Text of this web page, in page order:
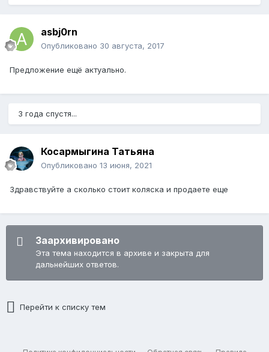
asbj0rn
Опубликовано 30 августа, 2017
Предложение ещё актуально.
3 года спустя...
Косармыгина Татьяна
Опубликовано 13 июня, 2021
Здравствуйте а сколько стоит коляска и продаете еще
Заархивировано
Эта тема находится в архиве и закрыта для
дальнейших ответов.
Перейти к списку тем